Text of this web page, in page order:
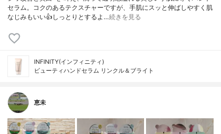
セラム。コクのあるテクスチャーですが、手肌にスッと伸ばしやすく肌
なじみもいい👍しっとりとするよ…続きを見る
INFINITY(インフィニティ)
ビューティハンドセラム リンクル＆ブライト
恵未